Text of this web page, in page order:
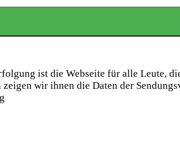
ist die Webseite für alle Leute,
zeigen wir ihnen die Daten der